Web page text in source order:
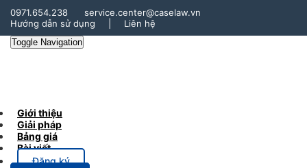
0971.654.238
service.center@caselaw.vn
Hướng dẫn sử dụng
Liên hệ
Toggle Navigation
Giới thiệu
Giải pháp
Bảng giá
Bài viết
Đăng ký